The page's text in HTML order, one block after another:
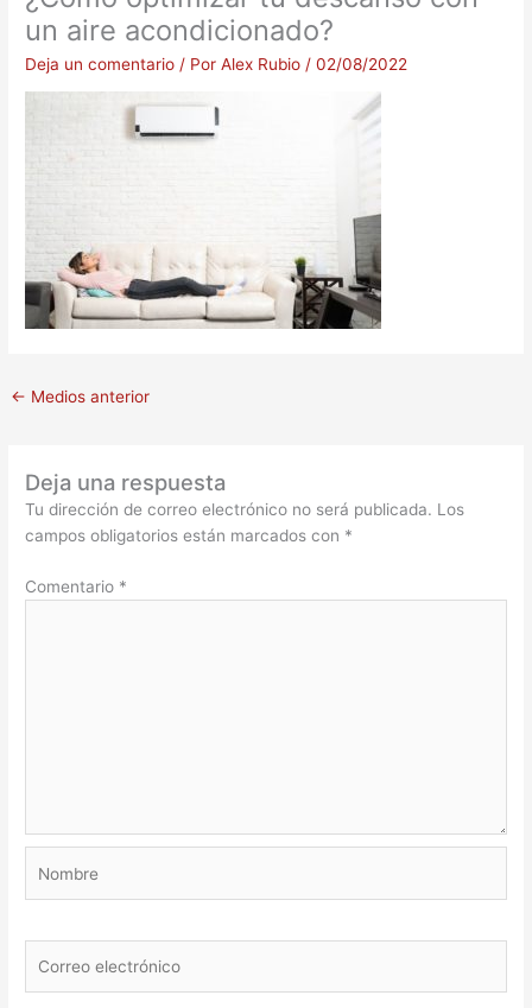
un aire acondicionado?
Deja un comentario / PorAlex Rubio /02/08/2022
← Medios anterior
Deja una respuesta
Tu dirección de correo electrónico no será publicada. Los
campos obligatorios están marcados con *
Comentario *
electrónico